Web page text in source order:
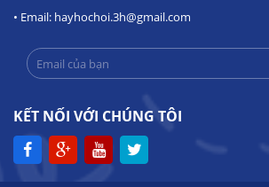
• Email: hayhochoi.3h@gmail.com
KẾT NỐI VỚI CHÚNG TÔI